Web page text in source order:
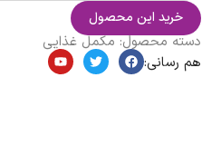
خرید این محصول
دسته محصول:مکمل غذایی
هم رسانی: